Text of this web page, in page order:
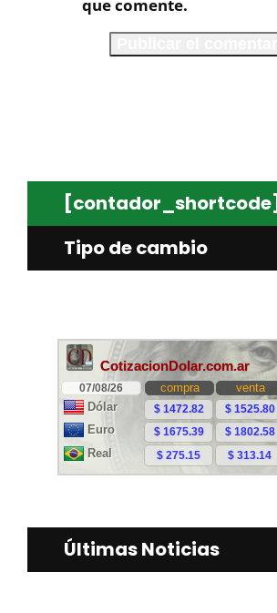
que comente.
[contador_shortcode]
Tipo de cambio
Últimas Noticias